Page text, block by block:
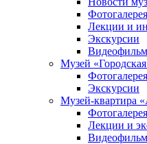
Фотогалерея
Лекции и
Экскурсии
Музей
Фотогалерея
Экскурсии
Музей-квартира
Фотогалерея
Лекции и